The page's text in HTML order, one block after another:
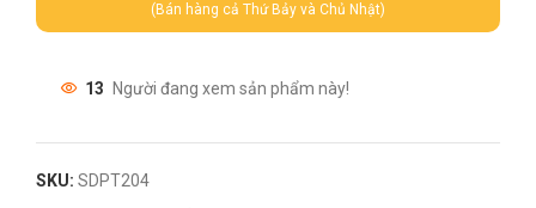
(Bán hàng cả Thứ Bảy và Chủ Nhật)
13 Người đang xem sản phẩm này!
SKU: SDPT204